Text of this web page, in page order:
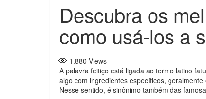
Descubra os
como usá-los a
1.880 Views
A palavra feitiço está ligada ao termo latino
algo com ingredientes específicos,
Nesse sentido, é sinônimo também das